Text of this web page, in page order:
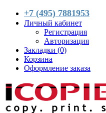
+7 (495) 7881953
Личный кабинет
Регистрация
Авторизация
Закладки (0)
Корзина
Оформление заказа